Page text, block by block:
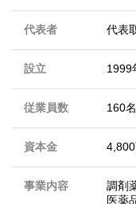
代表者 代表
設立 1999
従業員数 160名
資本金
事業内容
調剤
医薬